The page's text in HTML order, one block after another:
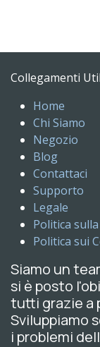
Collegamenti
Home
Chi Siamo
Negozio
Blog
Contattaci
Supporto
Legale
Politica
Politica sui
Siamo un
si è posto
tutti grazie a
Sviluppiamo
i problemi